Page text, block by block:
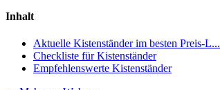
Inhalt
Aktuelle Kistenständer im besten Preis-L...
Checkliste für Kistenständer
Empfehlenswerte Kistenständer